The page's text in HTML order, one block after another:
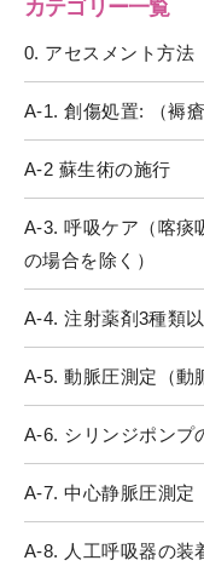
カテゴリー一覧
0. アセスメント方法
A-1. 創傷処置: （褥
A-2 蘇生術の施行
A-3. 呼吸ケア（喀痰
の場合を除く）
A-4. 注射薬剤3種類
A-5. 動脈圧測定（動
A-6. シリンジポンプ
A-7. 中心静脈圧測定
A-8. 人工呼吸器の装